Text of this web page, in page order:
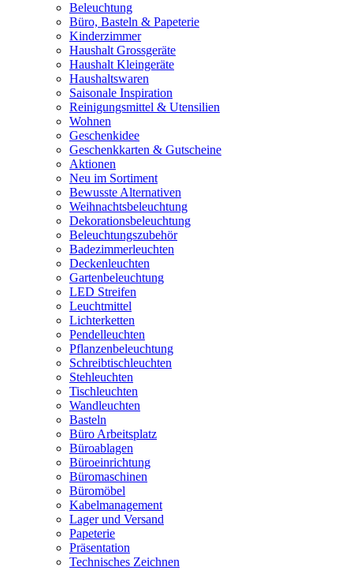
Beleuchtung
Büro, Basteln & Papeterie
Kinderzimmer
Haushalt Grossgeräte
Haushalt Kleingeräte
Haushaltswaren
Saisonale Inspiration
Reinigungsmittel & Utensilien
Wohnen
Geschenkidee
Geschenkkarten & Gutscheine
Aktionen
Neu im Sortiment
Bewusste Alternativen
Weihnachtsbeleuchtung
Dekorationsbeleuchtung
Beleuchtungszubehör
Badezimmerleuchten
Deckenleuchten
Gartenbeleuchtung
LED Streifen
Leuchtmittel
Lichterketten
Pendelleuchten
Pflanzenbeleuchtung
Schreibtischleuchten
Stehleuchten
Tischleuchten
Wandleuchten
Basteln
Büro Arbeitsplatz
Büroablagen
Büroeinrichtung
Büromaschinen
Büromöbel
Kabelmanagement
Lager und Versand
Papeterie
Präsentation
Technisches Zeichnen